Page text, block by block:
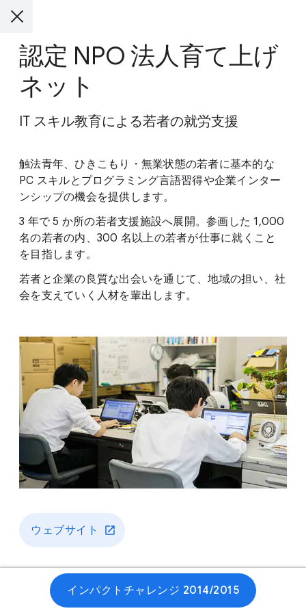
認定 NPO 法人育て上げ
ネット
IT スキル教育による若者の就労支援
触法青年、ひきこもり・無業状態の若者に基本的な
PC スキルとプログラミング言語習得や企業インター
ンシップの機会を提供します。
3 年で 5 か所の若者支援施設へ展開。参画した 1,000
名の若者の内、300 名以上の若者が仕事に就くこと
を目指します。
若者と企業の良質な出会いを通じて、地域の担い、社
会を支えていく人材を輩出します。
ウェブサイト
インパクトチャレンジ 2014/2015